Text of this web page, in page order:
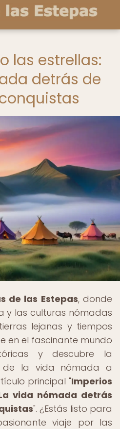
las estrellas:
detrás de
de las Estepas, donde
y las culturas nómadas
lejanas y tiempos
en el fascinante mundo
y descubre la
de la vida nómada a
principal "Imperios
vida nómada detrás
". ¿Estás listo para
viaje por las